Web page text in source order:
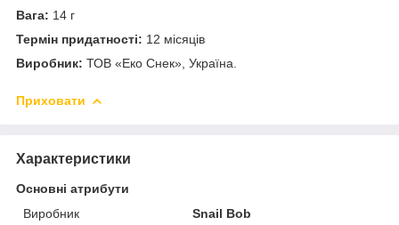
Вага: 14 г
Термін придатності: 12 місяців
Виробник: ТОВ «Еко Снек», Україна.
Приховати
Характеристики
Основні атрибути
Виробник
Snail Bob